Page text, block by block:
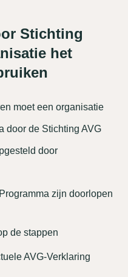
Stichting
het
moet een organisatie
door de Stichting AVG
door
zijn doorlopen
de stappen
AVG-Verklaring